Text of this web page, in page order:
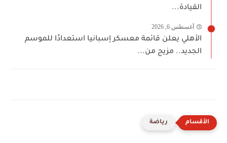
القيادة...
أغسطس 6, 2026
الأهلي يعلن قائمة معسكر إسبانيا استعدادًا للموسم
الجديد.. مزيج من...
رياضة